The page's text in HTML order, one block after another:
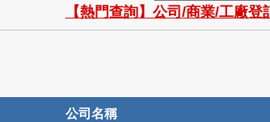
檢
索
【熱門查詢】公司/商業/工廠登
公司名稱